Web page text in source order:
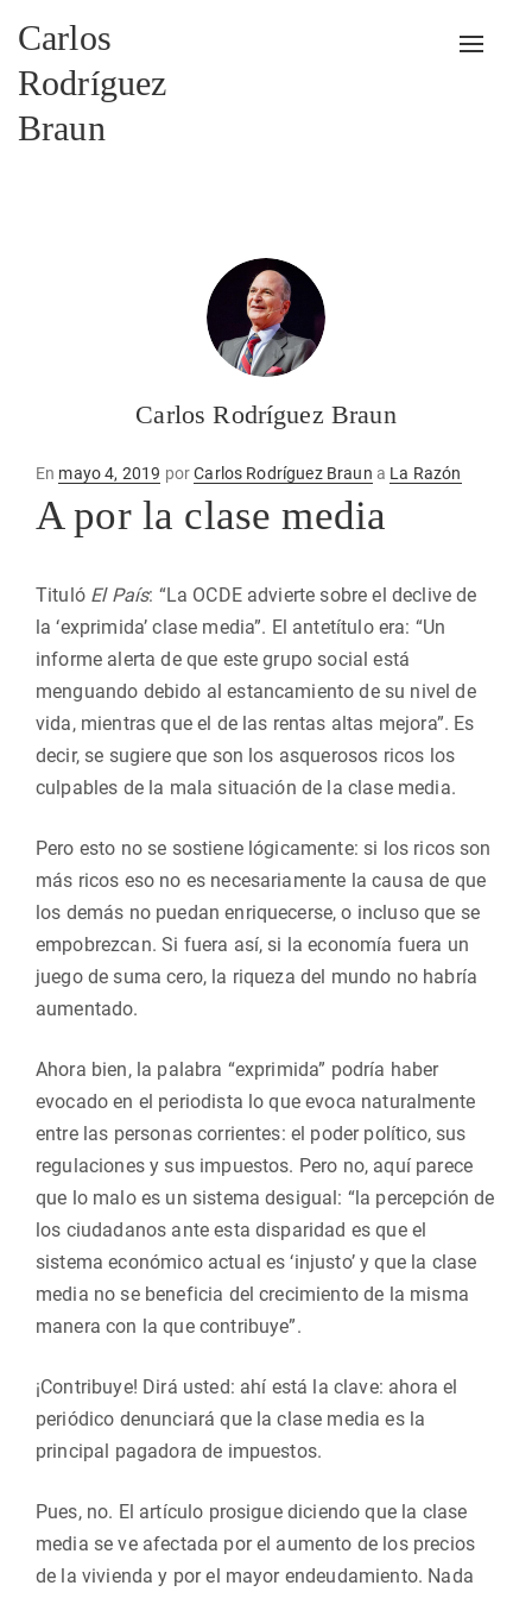
Carlos
Rodríguez
Braun
Carlos Rodríguez Braun
En Publicado
mayo 4, 2019 porCarlos Rodríguez Braun a La Razón
A por la clase media
Tituló El País: “La OCDE advierte sobre el declive de
la ‘exprimida’ clase media”. El antetítulo era: “Un
informe alerta de que este grupo social está
menguando debido al estancamiento de su nivel de
vida, mientras que el de las rentas altas mejora”. Es
decir, se sugiere que son los asquerosos ricos los
culpables de la mala situación de la clase media.
Pero esto no se sostiene lógicamente: si los ricos son
más ricos eso no es necesariamente la causa de que
los demás no puedan enriquecerse, o incluso que se
empobrezcan. Si fuera así, si la economía fuera un
juego de suma cero, la riqueza del mundo no habría
aumentado.
Ahora bien, la palabra “exprimida” podría haber
evocado en el periodista lo que evoca naturalmente
entre las personas corrientes: el poder político, sus
regulaciones y sus impuestos. Pero no, aquí parece
que lo malo es un sistema desigual: “la percepción de
los ciudadanos ante esta disparidad es que el
sistema económico actual es ‘injusto’ y que la clase
media no se beneficia del crecimiento de la misma
manera con la que contribuye”.
¡Contribuye! Dirá usted: ahí está la clave: ahora el
periódico denunciará que la clase media es la
principal pagadora de impuestos.
Pues, no. El artículo prosigue diciendo que la clase
media se ve afectada por el aumento de los precios
de la vivienda y por el mayor endeudamiento. Nada